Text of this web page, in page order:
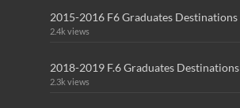
2015-2016 F6 Graduates Destinations
2.4k views
2018-2019 F.6 Graduates Destinations
2.3k views